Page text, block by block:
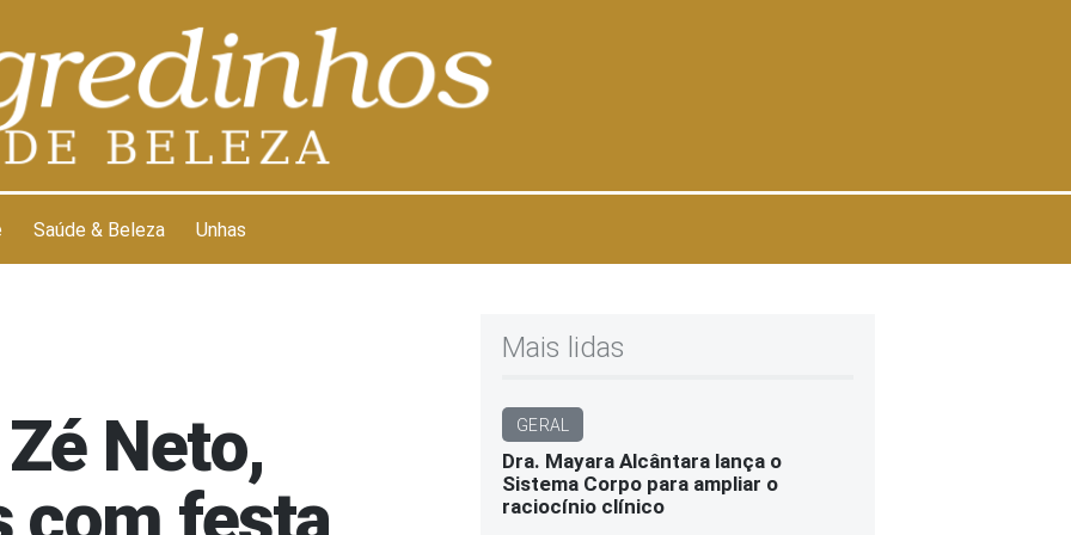
Saúde & Beleza Unhas
Neto,
Mais lidas
GERAL
Dra. Mayara Alcântara lança o
Sistema Corpo para ampliar o
raciocínio clínico